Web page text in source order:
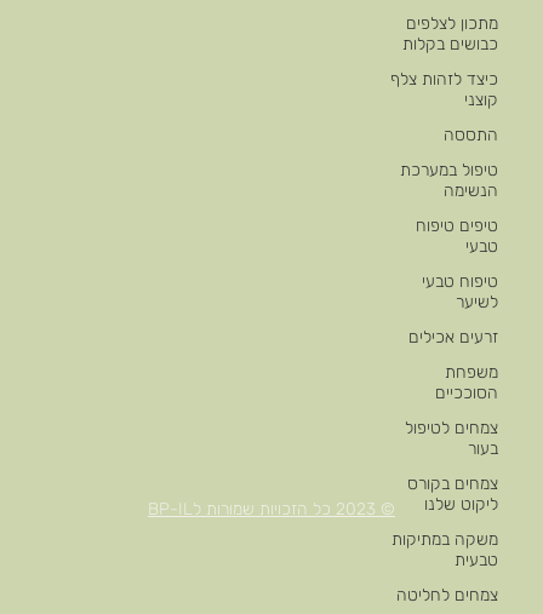
מתכון לצלפים
כבושים בקלות
כיצד לזהות צלף
קוצני
התססה
טיפול במערכת
הנשימה
טיפים טיפוח
טבעי
טיפוח טבעי
לשיער
זרעים אכילים
משפחת
הסוככיים
צמחים לטיפול
בעור
צמחים בקורס
ליקוט שלנו
משקה במתיקות
טבעית
צמחים לחליטה
© 2023 כל הזכויות שמורות לBP-IL